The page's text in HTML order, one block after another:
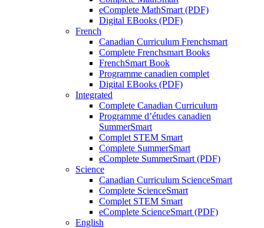
eComplete MathSmart (PDF)
Digital EBooks (PDF)
French
Canadian Curriculum Frenchsmart
Complete Frenchsmart Books
FrenchSmart Book
Programme canadien complet
Digital EBooks (PDF)
Integrated
Complete Canadian Curriculum
Programme d’études canadien
SummerSmart
Complet STEM Smart
Complete SummerSmart
eComplete SummerSmart (PDF)
Science
Canadian Curriculum ScienceSmart
Complete ScienceSmart
Complet STEM Smart
eComplete ScienceSmart (PDF)
English